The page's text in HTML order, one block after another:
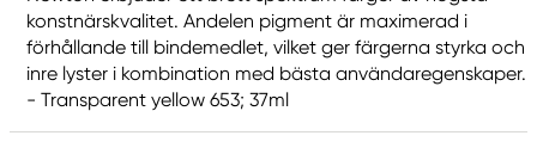
konstnärskvalitet. Andelen pigment är maximerad i
förhållande till bindemedlet, vilket ger färgerna styrka och
inre lyster i kombination med bästa användaregenskaper.
- Transparent yellow 653; 37ml